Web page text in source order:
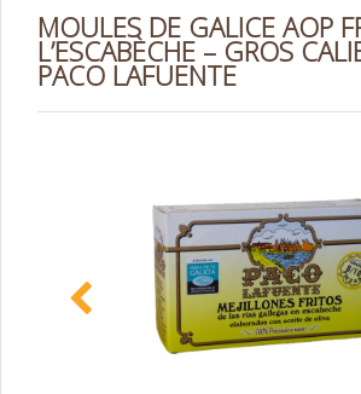
MOULES DE GALICE AOP
L’ESCABÈCHE – GROS
PACO LAFUENTE